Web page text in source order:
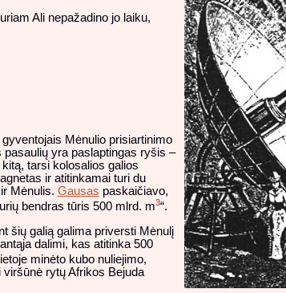
Ali nepažadino jo laiku,
Mėnulio prisiartinimo
yra paslaptingas ryšis –
tarsi kolosalios galios
ir atitinkamai turi du
Mėnulis. Gausas paskaičiavo,
bendras tūris 500 mlrd. m3“.
šių galią galima priversti Mėnulį
dalimi, kas atitinka 500
minėto kubo nuliejimo,
rytų Afrikos Bejuda